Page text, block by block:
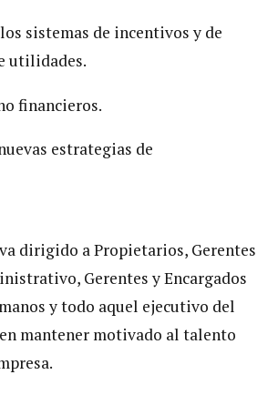
sistemas de incentivos y de
utilidades.
financieros.
estrategias de
dirigido a Propietarios, Gerentes
Gerentes y Encargados
y todo aquel ejecutivo del
mantener motivado al talento